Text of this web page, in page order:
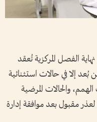
الفصل المركزية تُعقد
بُعد إلا في حالات استثنائية
والحالات المرضية
لعذر مقبول بعد موافقة إدارة